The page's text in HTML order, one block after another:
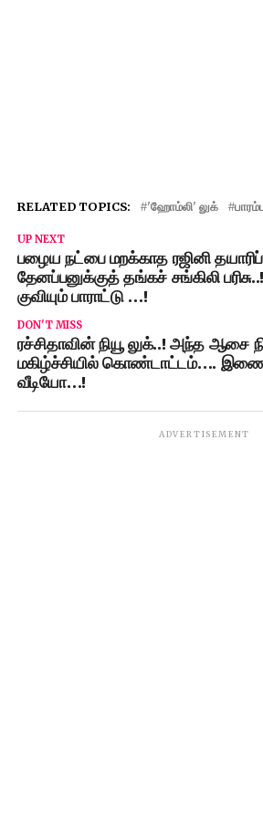
RELATED TOPICS: 'ஹோம்லி' லுக்
UP NEXT
பழைய நட்பை மறக்காத ரஜினி
தேனப்பனுக்குத் தங்கச் சங்கிலி
குவியும் பாராட்டு …!
DON'T MISS
ரச்சிதாவின் நியூ லுக்..! அந்த ஆசை
மகிழ்ச்சியில் கொண்டாட்டம்….
வீடியோ…!
ADVERTISEMENT